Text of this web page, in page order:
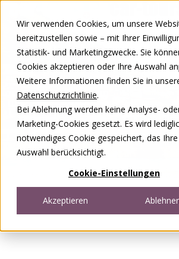
Wir verwenden Cookies, um unsere
bereitzustellen sowie – mit Ihrer
Statistik- und Marketingzwecke. Sie
Cookies akzeptieren oder Ihre Auswahl
Weitere Informationen finden Sie in
Datenschutzrichtlinie.
Bei Ablehnung werden keine Analyse-
Marketing-Cookies gesetzt. Es wird
notwendiges Cookie gespeichert, das Ihre
Auswahl berücksichtigt.
Cookie-Einstellungen
Akzeptieren
DEFR
Open menu